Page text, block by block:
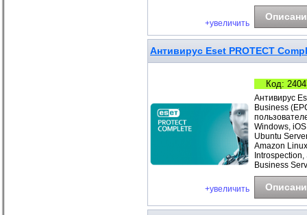
+увеличить
Антивирус Eset PROTECT
+увеличить
Код:
Антивирус
Business
Windows,
Ubuntu
Amazon
Business